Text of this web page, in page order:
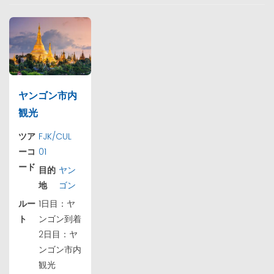
ヤンゴン市内
観光
ツア
ーコ
ード
FJK/CUL
01
目的
地
ヤン
ゴン
ルー
ト
1日目：ヤ
ンゴン到着
2日目：ヤ
ンゴン市内
観光